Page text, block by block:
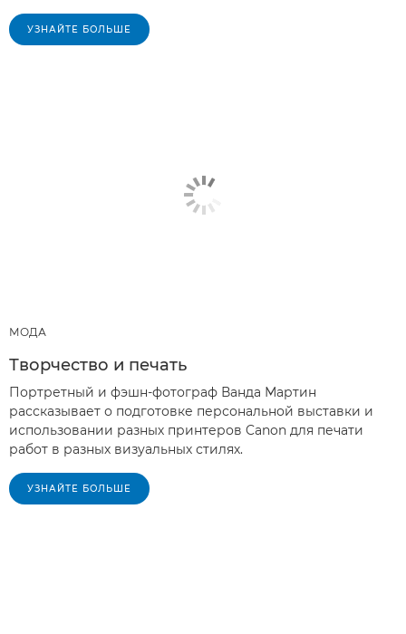
УЗНАЙТЕ БОЛЬШЕ
МОДА
Творчество и печать
Портретный и фэшн-фотограф Ванда Мартин
рассказывает о подготовке персональной выставки и
использовании разных принтеров Canon для печати
работ в разных визуальных стилях.
УЗНАЙТЕ БОЛЬШЕ